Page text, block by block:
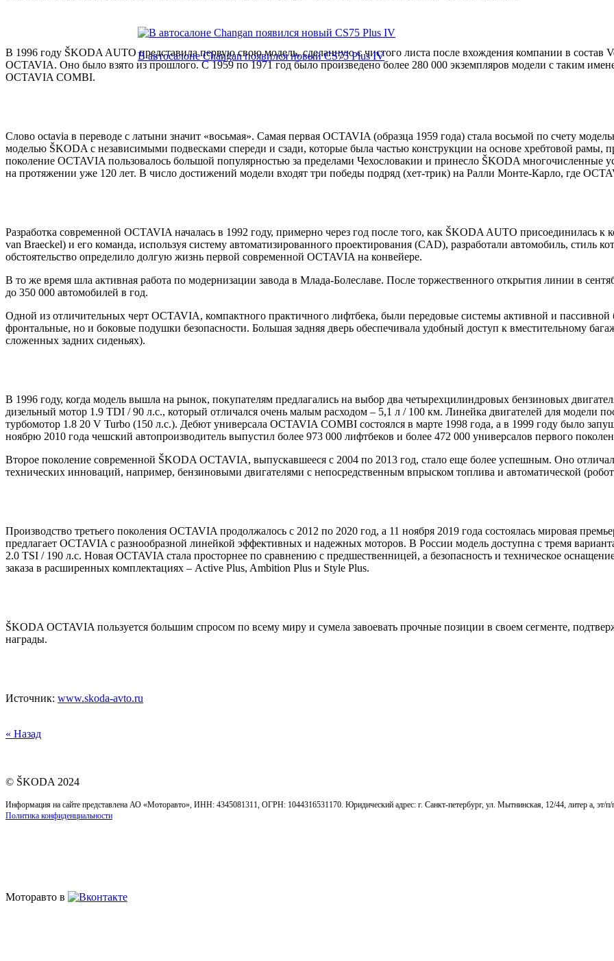
В автосалоне Changan появился новый CS75 Plus IV
В 1996 году ŠKODA AUTO представила первую свою модель, сделанную с чистого листа после вхождения компании в состав
OCTAVIA. Оно было взято из прошлого. C 1959 по 1971 год было произведено более 280 000 экземпляров модели с таким
OCTAVIA COMBI.
Слово octavia в переводе с латыни значит «восьмая». Самая первая OCTAVIA (образца 1959 года) стала восьмой по счету
моделью ŠKODA с независимыми подвесками спереди и сзади, которые была частью конструкции на основе хребтовой рамы,
поколение OCTAVIA пользовалось большой популярностью за пределами Чехословакии и принесло ŠKODA многочисленные
на протяжении уже 120 лет. В число достижений модели входят три победы подряд (хет-трик) на Ралли Монте-Карло, где
Разработка современной OCTAVIA началась в 1992 году, примерно через год после того, как ŠKODA AUTO присоединилась
van Braeckel) и его команда, используя систему автоматизированного проектирования (CAD), разработали автомобиль, стиль
обстоятельство определило долгую жизнь первой современной OCTAVIA на конвейере.
В то же время шла активная работа по модернизации завода в Млада-Болеславе. После торжественного открытия линии в
до 350 000 автомобилей в год.
Одной из отличительных черт OCTAVIA, компактного практичного лифтбека, были передовые системы активной и пассивной
фронтальные, но и боковые подушки безопасности. Большая задняя дверь обеспечивала удобный доступ к вместительному
сложенных задних сиденьях).
В 1996 году, когда модель вышла на рынок, покупателям предлагались на выбор два четырехцилиндровых бензиновых
дизельный мотор 1.9 TDI / 90 л.с., который отличался очень малым расходом – 5,1 л / 100 км. Линейка двигателей для модели
турбомотор 1.8 20 V Turbo (150 л.с.). Дебют универсала OCTAVIA COMBI состоялся в марте 1998 года, а в 1999 году было
ноябрю 2010 года чешский автопроизводитель выпустил более 973 000 лифтбеков и более 472 000 универсалов первого
Второе поколение современной ŠKODA OCTAVIA, выпускавшееся с 2004 по 2013 год, стало еще более успешным. Оно
технических инноваций, например, бензиновыми двигателями с непосредственным впрыском топлива и автоматической
Производство третьего поколения OCTAVIA продолжалось с 2012 по 2020 год, а 11 ноября 2019 года состоялась мировая
предлагает OCTAVIA с разнообразной линейкой эффективных и надежных моторов. В России модель доступна с тремя
2.0 TSI / 190 л.с. Новая OCTAVIA стала просторнее по сравнению с предшественницей, а безопасность и техническое
заказа в расширенных комплектациях – Active Plus, Ambition Plus и Style Plus.
ŠKODA OCTAVIA пользуется большим спросом по всему миру и сумела завоевать прочные позиции в своем сегменте,
награды.
Источник: www.skoda-avto.ru
« Назад
© ŠKODA 2024
Информация на сайте представлена АО «Моторавто», ИНН: 4345081311, ОГРН: 1044316531170. Юридический адрес: г. Cанкт-петербург, ул. Мытнинская, 12/44, литер а, эт/
Политика конфиденциальности
Моторавто в